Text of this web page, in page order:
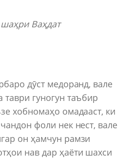
Ваҳдат
дӯст медоранд, вале
гуногун таъбир
хобномаҳо омадааст, ки
фоли нек нест, вале
он ҳамчун рамзи
нав дар ҳаёти шахси